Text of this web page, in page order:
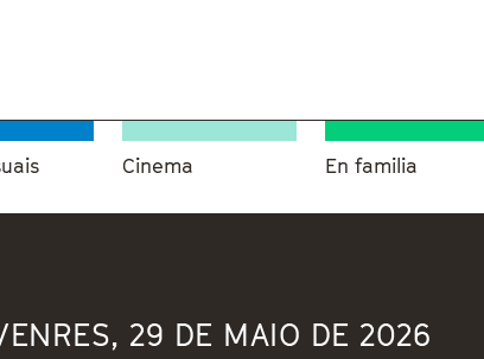
Cinema En familia
29 DE MAIO DE 2026